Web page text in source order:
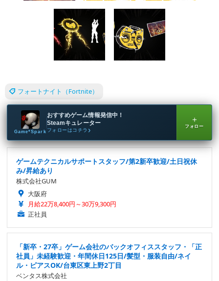
フォートナイト（Fortnite）
Game*Spark
おすすめゲーム情報発信中！
Steamキュレーター
フォローはコチラ
＋
フォロー
ゲームテクニカルサポートスタッフ/第2新卒歓迎/土日祝休
み/昇給あり
株式会社GUM
大阪府
月給22万8,400円～30万9,300円
正社員
「新卒・27卒」ゲーム会社のバックオフィススタッフ・「正
社員」未経験歓迎・年間休日125日/髪型・服装自由/ネイ
ル・ピアスOK/台東区東上野2丁目
ベンタス株式会社